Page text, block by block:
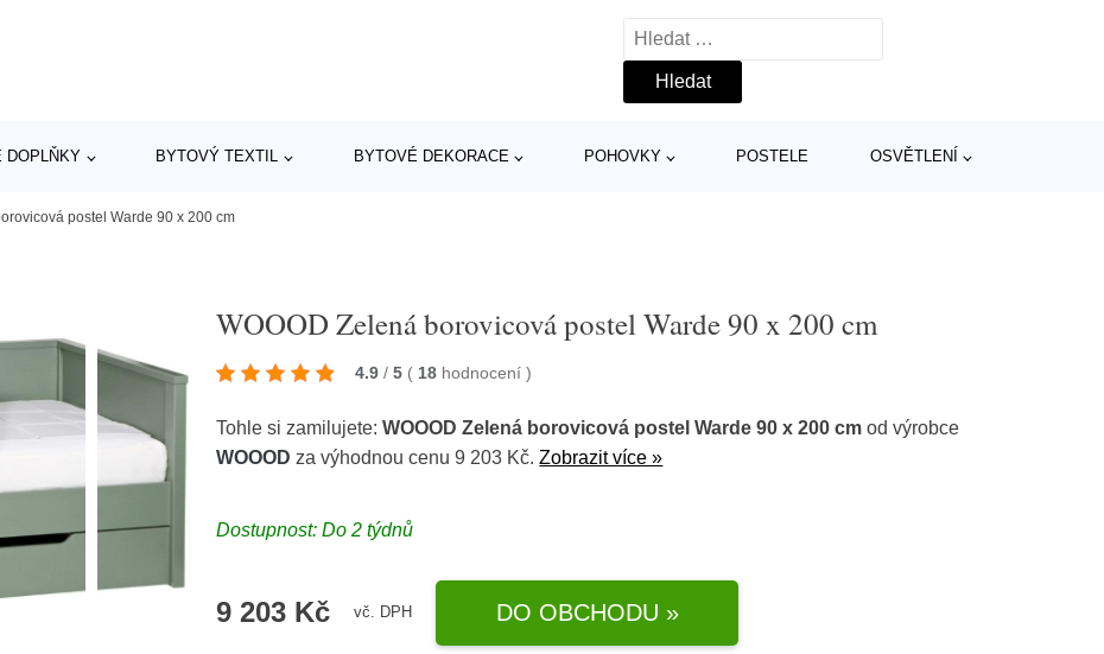
Vyhledávání
DOPLŇKY BYTOVÝ TEXTIL BYTOVÉ DEKORACE POHOVKY POSTELE OSVĚTLENÍ
postel Warde 90 x 200 cm
WOOOD Zelená borovicová postel Warde 90 x 200 cm
4.9 / 5 ( 18 hodnocení)
Tohle si zamilujete:WOOOD Zelená borovicová postel Warde 90 x 200 cm od výrobce
WOOOD za výhodnou cenu 9 203 Kč.Zobrazit více »
Dostupnost: Do 2 týdnů
9 203 Kč vč. DPH DO OBCHODU »